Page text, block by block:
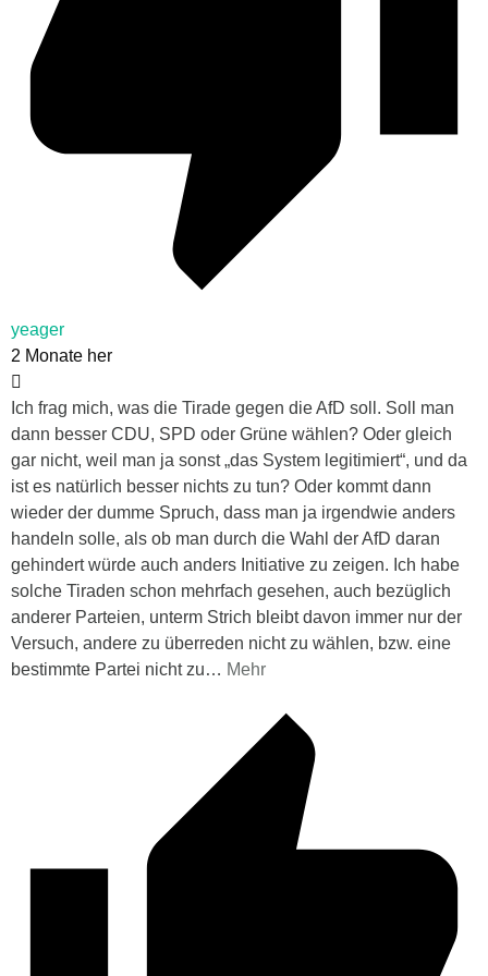
yeager
2 Monate her
Ich frag mich, was die Tirade gegen die AfD soll. Soll man
dann besser CDU, SPD oder Grüne wählen? Oder gleich
gar nicht, weil man ja sonst „das System legitimiert“, und da
ist es natürlich besser nichts zu tun? Oder kommt dann
wieder der dumme Spruch, dass man ja irgendwie anders
handeln solle, als ob man durch die Wahl der AfD daran
gehindert würde auch anders Initiative zu zeigen. Ich habe
solche Tiraden schon mehrfach gesehen, auch bezüglich
anderer Parteien, unterm Strich bleibt davon immer nur der
Versuch, andere zu überreden nicht zu wählen, bzw. eine
bestimmte Partei nicht zu… Mehr